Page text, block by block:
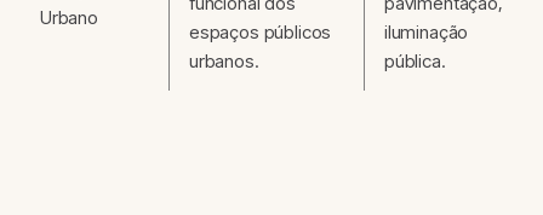
Urbano
espaços públicos
urbanos.
iluminação
pública.